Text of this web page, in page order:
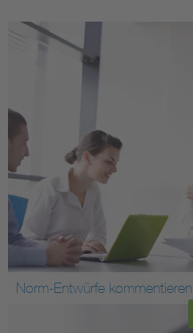
Norm-Entwürfe kommentieren